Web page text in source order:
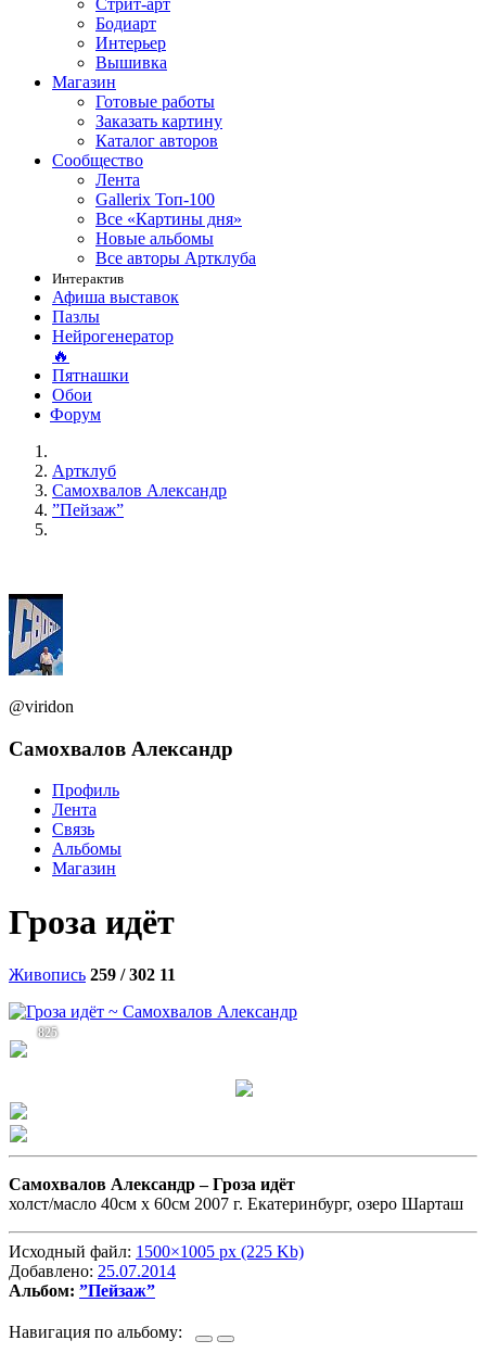
Стрит-арт
Бодиарт
Интерьер
Вышивка
Магазин
Готовые работы
Заказать картину
Каталог авторов
Сообщество
Лента
Gallerix Топ-100
Все «Картины дня»
Новые альбомы
Все авторы Артклуба
Интерактив
Афиша выставок
Пазлы
Нейрогенератор
🔥
Пятнашки
Обои
Форум
Артклуб
Самохвалов Александр
”Пейзаж”
@viridon
Самохвалов Александр
Профиль
Лента
Связь
Альбомы
Магазин
Гроза идёт
Живопись 259 / 302 11
825
Самохвалов Александр –Гроза идёт
холст/масло 40см x 60см 2007 г. Екатеринбург, озеро Шарташ
Исходный файл: 1500×1005 px (225 Kb)
Добавлено: 25.07.2014
Альбом: ”Пейзаж”
Навигация по альбому: